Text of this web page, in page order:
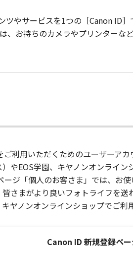
やサービスを1つの［Canon ID
、お持ちのカメラやプリンター
ご利用いただくためのユーザーア
やEOS学園、キヤノンオンライ
ジ「個人のお客さま」では、お
さまがより良いフォトライフを
ヤノンオンラインショップでご利
Canon ID 新規登録ペ